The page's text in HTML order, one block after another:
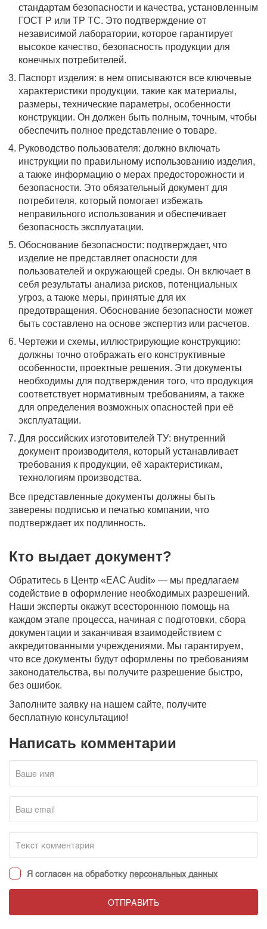
стандартам безопасности и качества, установленным
ГОСТ Р или ТР ТС. Это подтверждение от
независимой лаборатории, которое гарантирует
высокое качество, безопасность продукции для
конечных потребителей.
Паспорт изделия: в нем описываются все ключевые
характеристики продукции, такие как материалы,
размеры, технические параметры, особенности
конструкции. Он должен быть полным, точным, чтобы
обеспечить полное представление о товаре.
Руководство пользователя: должно включать
инструкции по правильному использованию изделия,
а также информацию о мерах предосторожности и
безопасности. Это обязательный документ для
потребителя, который помогает избежать
неправильного использования и обеспечивает
безопасность эксплуатации.
Обоснование безопасности: подтверждает, что
изделие не представляет опасности для
пользователей и окружающей среды. Он включает в
себя результаты анализа рисков, потенциальных
угроз, а также меры, принятые для их
предотвращения. Обоснование безопасности может
быть составлено на основе экспертиз или расчетов.
Чертежи и схемы, иллюстрирующие конструкцию:
должны точно отображать его конструктивные
особенности, проектные решения. Эти документы
необходимы для подтверждения того, что продукция
соответствует нормативным требованиям, а также
для определения возможных опасностей при её
эксплуатации.
Для российских изготовителей ТУ: внутренний
документ производителя, который устанавливает
требования к продукции, её характеристикам,
технологиям производства.
Все представленные документы должны быть
заверены подписью и печатью компании, что
подтверждает их подлинность.
Кто выдает документ?
Обратитесь в Центр «EAC Audit» — мы предлагаем
содействие в оформление необходимых разрешений.
Наши эксперты окажут всестороннюю помощь на
каждом этапе процесса, начиная с подготовки, сбора
документации и заканчивая взаимодействием с
аккредитованными учреждениями. Мы гарантируем,
что все документы будут оформлены по требованиям
законодательства, вы получите разрешение быстро,
без ошибок.
Заполните заявку на нашем сайте, получите
бесплатную консультацию!
Написать комментарии
Я согласен на обработку персональных данных
ОТПРАВИТЬ